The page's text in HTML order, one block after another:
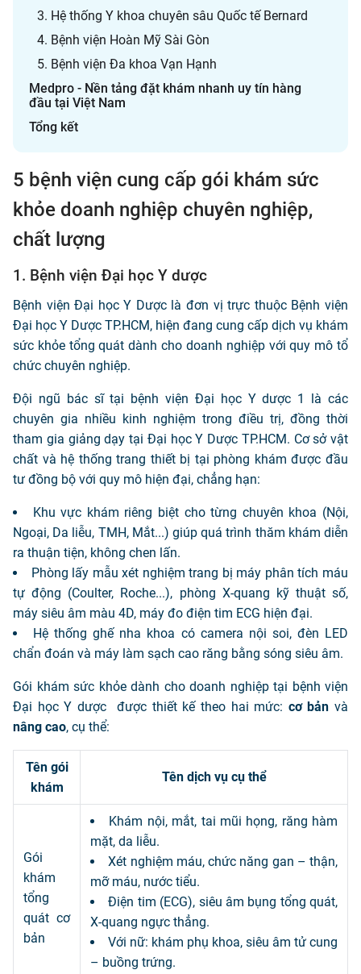
3. Hệ thống Y khoa chuyên sâu Quốc tế Bernard
4. Bệnh viện Hoàn Mỹ Sài Gòn
5. Bệnh viện Đa khoa Vạn Hạnh
Medpro - Nền tảng đặt khám nhanh uy tín hàng
đầu tại Việt Nam
Tổng kết
5 bệnh viện cung cấp gói khám sức
khỏe doanh nghiệp chuyên nghiệp,
chất lượng
1. Bệnh viện Đại học Y dược
Bệnh viện Đại học Y Dược là đơn vị trực thuộc Bệnh viện
Đại học Y Dược TP.HCM, hiện đang cung cấp dịch vụ khám
sức khỏe tổng quát dành cho doanh nghiệp với quy mô tổ
chức chuyên nghiệp.
Đội ngũ bác sĩ tại bệnh viện Đại học Y dược 1 là các
chuyên gia nhiều kinh nghiệm trong điều trị, đồng thời
tham gia giảng dạy tại Đại học Y Dược TP.HCM. Cơ sở vật
chất và hệ thống trang thiết bị tại phòng khám được đầu
tư đồng bộ với quy mô hiện đại, chẳng hạn:
Khu vực khám riêng biệt cho từng chuyên khoa (Nội,
Ngoại, Da liễu, TMH, Mắt...) giúp quá trình thăm khám diễn
ra thuận tiện, không chen lấn.
Phòng lấy mẫu xét nghiệm trang bị máy phân tích máu
tự động (Coulter, Roche...), phòng X-quang kỹ thuật số,
máy siêu âm màu 4D, máy đo điện tim ECG hiện đại.
Hệ thống ghế nha khoa có camera nội soi, đèn LED
chẩn đoán và máy làm sạch cao răng bằng sóng siêu âm.
Gói khám sức khỏe dành cho doanh nghiệp tại bệnh viện
Đại học Y dược được thiết kế theo hai mức: cơ bản và
nâng cao, cụ thể:
Tên gói
khám
Tên dịch vụ cụ thể
Gói
khám
tổng
quát cơ
bản
Khám nội, mắt, tai mũi họng, răng hàm
mặt, da liễu.
Xét nghiệm máu, chức năng gan – thận,
mỡ máu, nước tiểu.
Điện tim (ECG), siêu âm bụng tổng quát,
X-quang ngực thẳng.
Với nữ: khám phụ khoa, siêu âm tử cung
– buồng trứng.